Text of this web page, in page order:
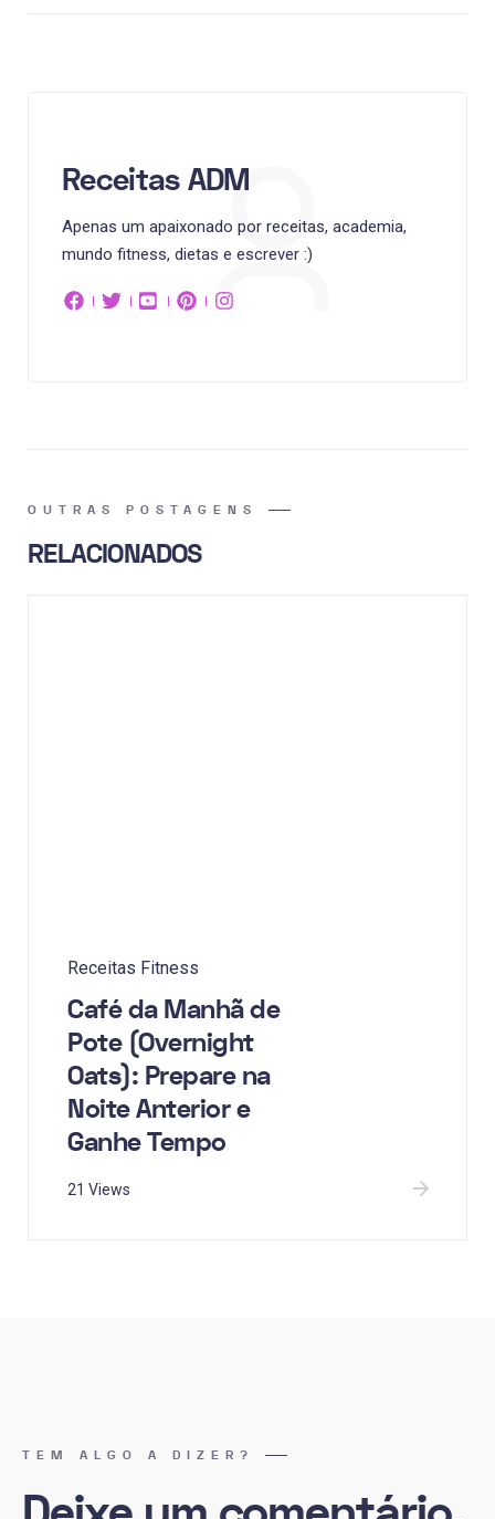
Receitas ADM
Apenas um apaixonado por receitas, academia,
mundo fitness, dietas e escrever :)
OUTRAS POSTAGENS
RELACIONADOS
Receitas Fitness
Café da Manhã de
Pote (Overnight
Oats): Prepare na
Noite Anterior e
Ganhe Tempo
21 Views
TEM ALGO A DIZER?